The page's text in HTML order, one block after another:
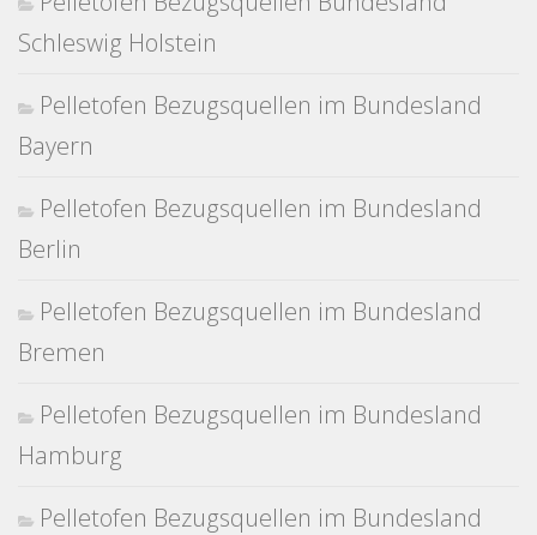
Schleswig Holstein
Pelletofen Bezugsquellen im Bundesland
Bayern
Pelletofen Bezugsquellen im Bundesland
Berlin
Pelletofen Bezugsquellen im Bundesland
Bremen
Pelletofen Bezugsquellen im Bundesland
Hamburg
Pelletofen Bezugsquellen im Bundesland